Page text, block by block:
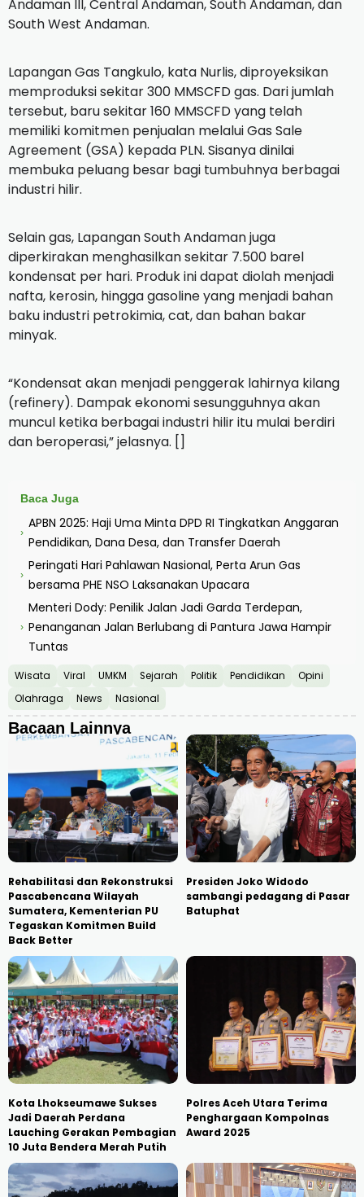
Andaman III, Central Andaman, South Andaman, dan
South West Andaman.
Lapangan Gas Tangkulo, kata Nurlis, diproyeksikan
memproduksi sekitar 300 MMSCFD gas. Dari jumlah
tersebut, baru sekitar 160 MMSCFD yang telah
memiliki komitmen penjualan melalui Gas Sale
Agreement (GSA) kepada PLN. Sisanya dinilai
membuka peluang besar bagi tumbuhnya berbagai
industri hilir.
Selain gas, Lapangan South Andaman juga
diperkirakan menghasilkan sekitar 7.500 barel
kondensat per hari. Produk ini dapat diolah menjadi
nafta, kerosin, hingga gasoline yang menjadi bahan
baku industri petrokimia, cat, dan bahan bakar
minyak.
“Kondensat akan menjadi penggerak lahirnya kilang
(refinery). Dampak ekonomi sesungguhnya akan
muncul ketika berbagai industri hilir itu mulai berdiri
dan beroperasi,” jelasnya. []
Baca Juga
›
APBN 2025: Haji Uma Minta DPD RI Tingkatkan Anggaran
Pendidikan, Dana Desa, dan Transfer Daerah
›
Peringati Hari Pahlawan Nasional, Perta Arun Gas
bersama PHE NSO Laksanakan Upacara
›
Menteri Dody: Penilik Jalan Jadi Garda Terdepan,
Penanganan Jalan Berlubang di Pantura Jawa Hampir
Tuntas
Wisata Viral UMKM Sejarah Politik Pendidikan
Opini
Olahraga
News Nasional
Bacaan Lainnya
Rehabilitasi dan Rekonstruksi
Pascabencana Wilayah
Sumatera, Kementerian PU
Tegaskan Komitmen Build
Back Better
Presiden Joko Widodo
sambangi pedagang di Pasar
Batuphat
Kota Lhokseumawe Sukses
Jadi Daerah Perdana
Lauching Gerakan Pembagian
10 Juta Bendera Merah Putih
Polres Aceh Utara Terima
Penghargaan Kompolnas
Award 2025